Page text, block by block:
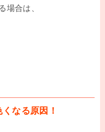
場合は、
なる原因！